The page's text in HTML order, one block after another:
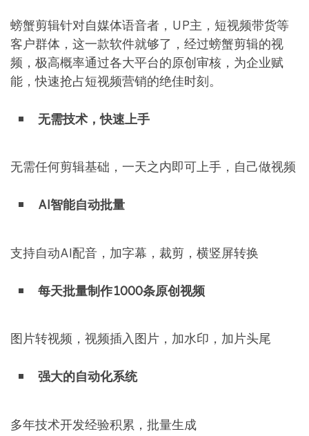
螃蟹剪辑针对自媒体语音者，UP主，短视频带货等
客户群体，这一款软件就够了，经过螃蟹剪辑的视
频，极高概率通过各大平台的原创审核，为企业赋
能，快速抢占短视频营销的绝佳时刻。
无需技术，快速上手
无需任何剪辑基础，一天之内即可上手，自己做视频
AI智能自动批量
支持自动AI配音，加字幕，裁剪，横竖屏转换
每天批量制作1000条原创视频
图片转视频，视频插入图片，加水印，加片头尾
强大的自动化系统
多年技术开发经验积累，批量生成